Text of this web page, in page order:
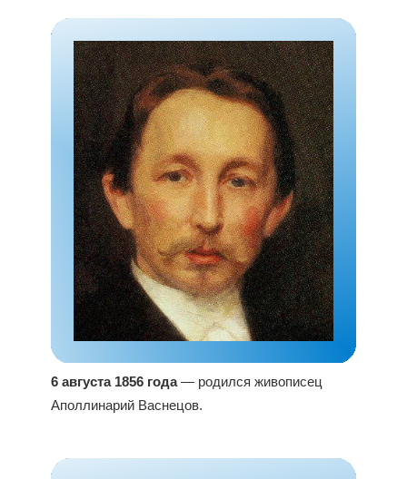
6 августа 1856 года— родился живописец
Аполлинарий Васнецов.